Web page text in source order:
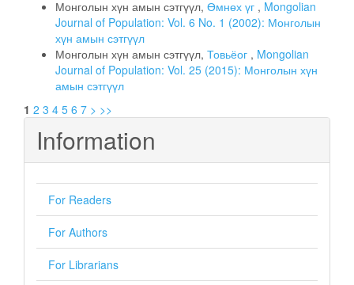
Монголын хүн амын сэтгүүл, Өмнөх үг , Mongolian
Journal of Population: Vol. 6 No. 1 (2002): Монголын
хүн амын сэтгүүл
Монголын хүн амын сэтгүүл, Товьёог , Mongolian
Journal of Population: Vol. 25 (2015): Монголын хүн
амын сэтгүүл
1 2 3 4 5 6 7 > >>
Information
For Readers
For Authors
For Librarians